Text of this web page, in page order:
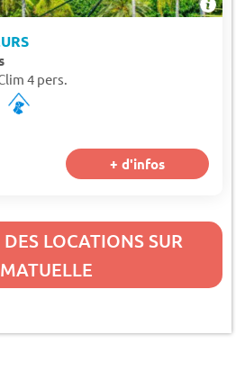
4 pers.
+ d'infos
LOCATIONS SUR